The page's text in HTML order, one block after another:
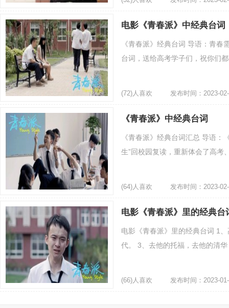
电影《青春派》中经典台词
《青春派》经典台词 导语：青
台词，送给高考学子们，祝你们
(72)人喜欢 发布时间：2023-
《青春派》中经典台词
《青春派》经典台词汇总 导语
生”回校园复读，重新体会了高考
(64)人喜欢 发布时间：2023-
电影《青春派》里的经典台
电影《青春派》里的经典台词 1
代。 3、去他的托福，去他的清
(66)人喜欢 发布时间：2023-